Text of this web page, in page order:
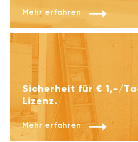
Mehr erfahren
Sicherheit für € 1,-/
Lizenz.
Mehr erfahren